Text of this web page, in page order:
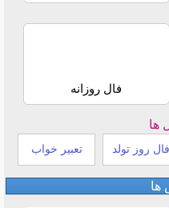
فال روزانه
ها
فال روز تولد تعبیر خواب
ها